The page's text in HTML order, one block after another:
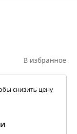
В избранное
снизить цену